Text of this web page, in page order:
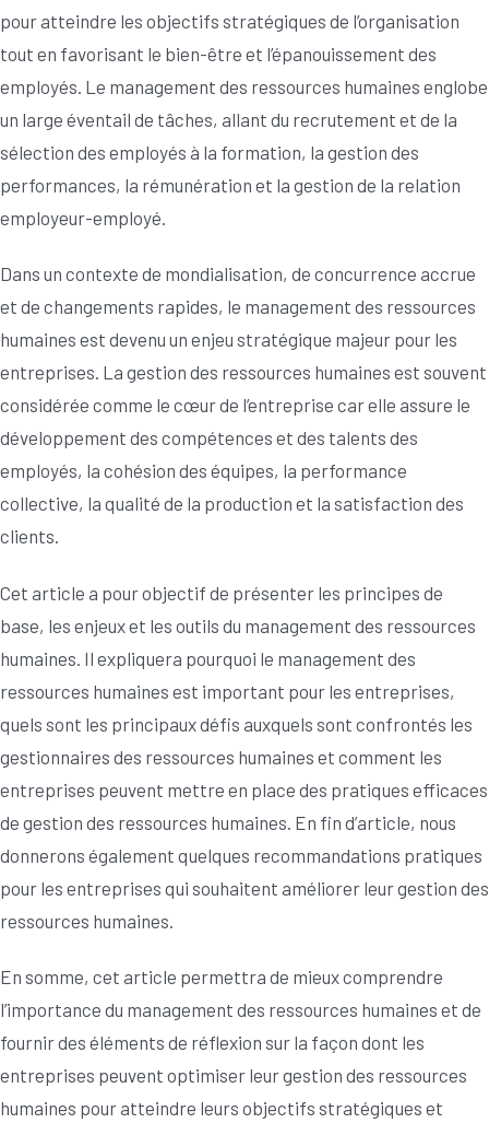
pour atteindre les objectifs stratégiques de l’organisation
tout en favorisant le bien-être et l’épanouissement des
employés. Le management des ressources humaines englobe
un large éventail de tâches, allant du recrutement et de la
sélection des employés à la formation, la gestion des
performances, la rémunération et la gestion de la relation
employeur-employé.
Dans un contexte de mondialisation, de concurrence accrue
et de changements rapides, le management des ressources
humaines est devenu un enjeu stratégique majeur pour les
entreprises. La gestion des ressources humaines est souvent
considérée comme le cœur de l’entreprise car elle assure le
développement des compétences et des talents des
employés, la cohésion des équipes, la performance
collective, la qualité de la production et la satisfaction des
clients.
Cet article a pour objectif de présenter les principes de
base, les enjeux et les outils du management des ressources
humaines. Il expliquera pourquoi le management des
ressources humaines est important pour les entreprises,
quels sont les principaux défis auxquels sont confrontés les
gestionnaires des ressources humaines et comment les
entreprises peuvent mettre en place des pratiques efficaces
de gestion des ressources humaines. En fin d’article, nous
donnerons également quelques recommandations pratiques
pour les entreprises qui souhaitent améliorer leur gestion des
ressources humaines.
En somme, cet article permettra de mieux comprendre
l’importance du management des ressources humaines et de
fournir des éléments de réflexion sur la façon dont les
entreprises peuvent optimiser leur gestion des ressources
humaines pour atteindre leurs objectifs stratégiques et